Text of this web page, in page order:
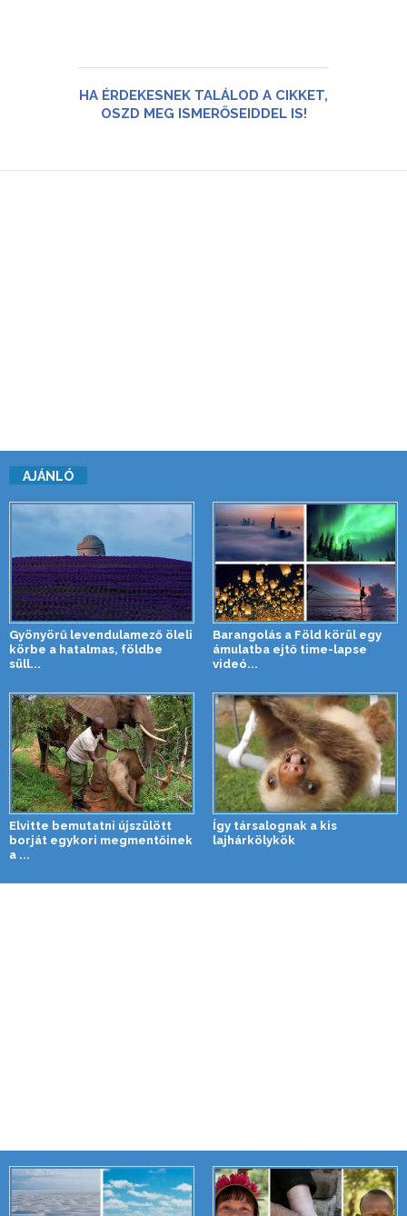
HA ÉRDEKESNEK TALÁLOD A CIKKET,
OSZD MEG ISMERŐSEIDDEL IS!
AJÁNLÓ
Gyönyörű levendulamező öleli
körbe a hatalmas, földbe
süll...
Barangolás a Föld körül egy
ámulatba ejtő time-lapse
videó...
Elvitte bemutatni újszülött
borját egykori megmentőinek
a ...
Így társalognak a kis
lajhárkölykök